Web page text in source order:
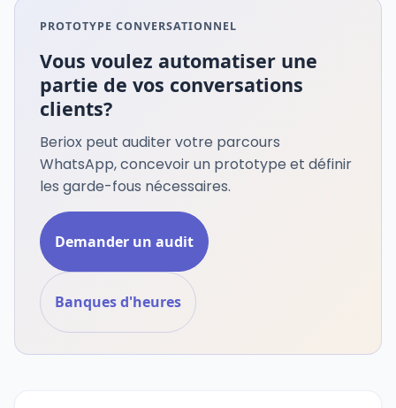
PROTOTYPE CONVERSATIONNEL
Vous voulez automatiser une
partie de vos conversations
clients?
Beriox peut auditer votre parcours
WhatsApp, concevoir un prototype et définir
les garde-fous nécessaires.
Demander un audit
Banques d'heures